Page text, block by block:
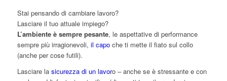
Stai pensando di cambiare lavoro?
Lasciare il tuo attuale impiego?
L’ambiente è sempre pesante, le aspettative di performance
sempre più irragionevoli, il capoche ti mette il fiato sul collo
(anche per cose futili).
Lasciare la sicurezza di un lavoro – anche se è stressante e con